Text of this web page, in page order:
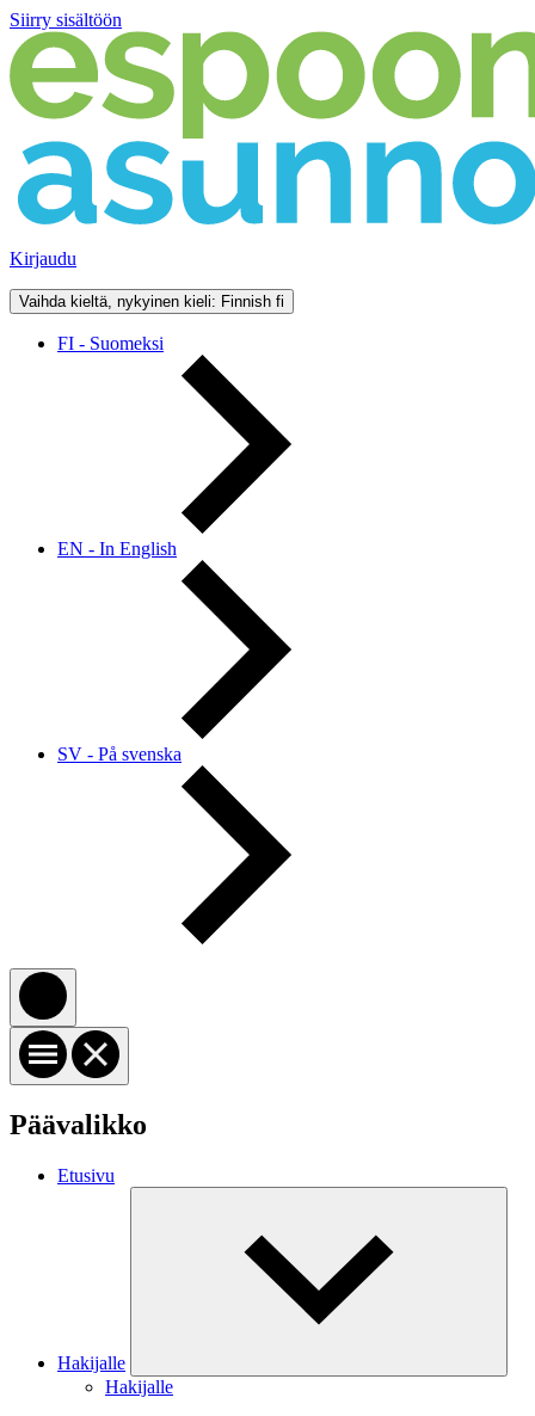
Siirry sisältöön
Kirjaudu
Vaihda kieltä, nykyinen kieli: Finnish fi
FI - Suomeksi
EN - In English
SV - På svenska
Päävalikko
Etusivu
Hakijalle
Hakijalle